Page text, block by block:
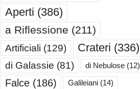
Aperti (386)
a Riflessione (211)
Artificiali (129) Crateri (336)
di Galassie (81) di Nebulose(12)
Falce(186) Galileiani(14)